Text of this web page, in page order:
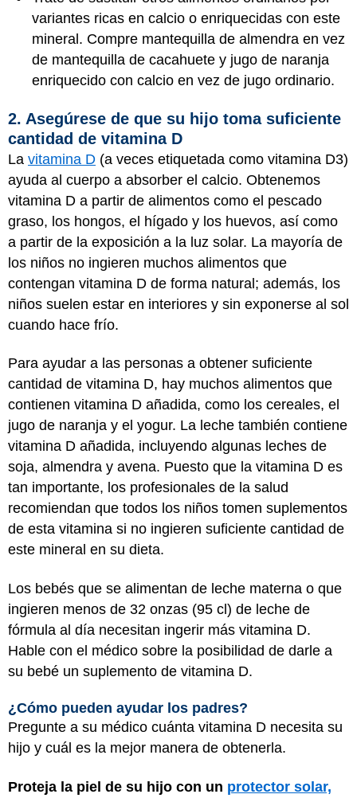
variantes ricas en calcio o enriquecidas con este
mineral. Compre mantequilla de almendra en vez
de mantequilla de cacahuete y jugo de naranja
enriquecido con calcio en vez de jugo ordinario.
2. Asegúrese de que su hijo toma suficiente
cantidad de vitamina D
La vitamina D (a veces etiquetada como vitamina D3)
ayuda al cuerpo a absorber el calcio. Obtenemos
vitamina D a partir de alimentos como el pescado
graso, los hongos, el hígado y los huevos, así como
a partir de la exposición a la luz solar. La mayoría de
los niños no ingieren muchos alimentos que
contengan vitamina D de forma natural; además, los
niños suelen estar en interiores y sin exponerse al sol
cuando hace frío.
Para ayudar a las personas a obtener suficiente
cantidad de vitamina D, hay muchos alimentos que
contienen vitamina D añadida, como los cereales, el
jugo de naranja y el yogur. La leche también contiene
vitamina D añadida, incluyendo algunas leches de
soja, almendra y avena. Puesto que la vitamina D es
tan importante, los profesionales de la salud
recomiendan que todos los niños tomen suplementos
de esta vitamina si no ingieren suficiente cantidad de
este mineral en su dieta.
Los bebés que se alimentan de leche materna o que
ingieren menos de 32 onzas (95 cl) de leche de
fórmula al día necesitan ingerir más vitamina D.
Hable con el médico sobre la posibilidad de darle a
su bebé un suplemento de vitamina D.
¿Cómo pueden ayudar los padres?
Pregunte a su médico cuánta vitamina D necesita su
hijo y cuál es la mejor manera de obtenerla.
Proteja la piel de su hijo con un protector solar,